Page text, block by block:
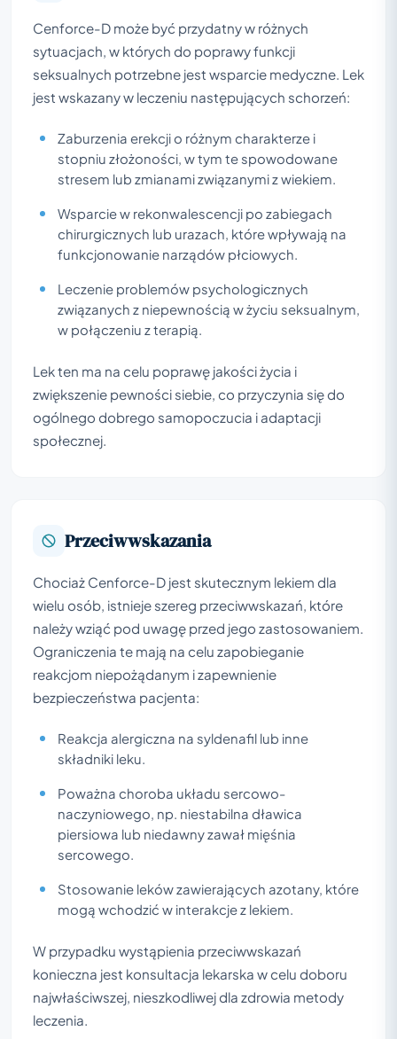
Cenforce-D może być przydatny w różnych
sytuacjach, w których do poprawy funkcji
seksualnych potrzebne jest wsparcie medyczne. Lek
jest wskazany w leczeniu następujących schorzeń:
Zaburzenia erekcji o różnym charakterze i
stopniu złożoności, w tym te spowodowane
stresem lub zmianami związanymi z wiekiem.
Wsparcie w rekonwalescencji po zabiegach
chirurgicznych lub urazach, które wpływają na
funkcjonowanie narządów płciowych.
Leczenie problemów psychologicznych
związanych z niepewnością w życiu seksualnym,
w połączeniu z terapią.
Lek ten ma na celu poprawę jakości życia i
zwiększenie pewności siebie, co przyczynia się do
ogólnego dobrego samopoczucia i adaptacji
społecznej.
Przeciwwskazania
Chociaż Cenforce-D jest skutecznym lekiem dla
wielu osób, istnieje szereg przeciwwskazań, które
należy wziąć pod uwagę przed jego zastosowaniem.
Ograniczenia te mają na celu zapobieganie
reakcjom niepożądanym i zapewnienie
bezpieczeństwa pacjenta:
Reakcja alergiczna na syldenafil lub inne
składniki leku.
Poważna choroba układu sercowo-
naczyniowego, np. niestabilna dławica
piersiowa lub niedawny zawał mięśnia
sercowego.
Stosowanie leków zawierających azotany, które
mogą wchodzić w interakcje z lekiem.
W przypadku wystąpienia przeciwwskazań
konieczna jest konsultacja lekarska w celu doboru
najwłaściwszej, nieszkodliwej dla zdrowia metody
leczenia.